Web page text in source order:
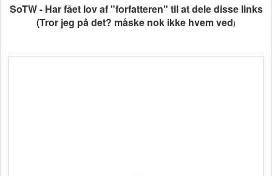
SoTW - Har fået lov af "forfatteren" til at dele disse links
(Tror jeg på det? måske nok ikke hvem ved)